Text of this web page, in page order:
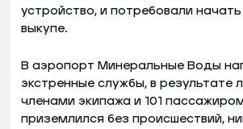
устройство, и потребовали
выкупе.
В аэропорт Минеральные Воды
экстренные службы, в результате
членами экипажа и 101
приземлился без происшествий,